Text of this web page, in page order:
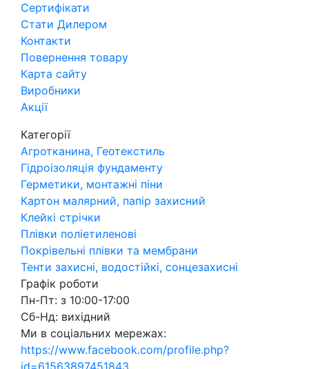
Сертифікати
Стати Дилером
Контакти
Повернення товару
Карта сайту
Виробники
Акції
Категорії
Агротканина, Геотекстиль
Гідроізоляція фундаменту
Герметики, монтажні піни
Картон малярний, папір захисний
Клейкі стрічки
Плівки поліетиленові
Покрівельні плівки та мембрани
Тенти захисні, водостійкі, сонцезахисні
Графік роботи
Пн-Пт: з 10:00-17:00
Сб-Нд: вихідний
Ми в соціальних мережах:
https://www.facebook.com/profile.php?